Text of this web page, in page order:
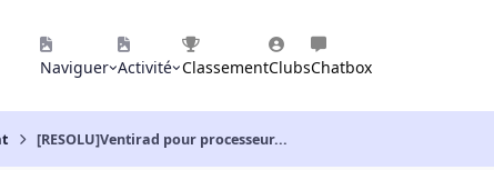
Naviguer Activité ClassementClubsChatbox
[RESOLU]Ventirad pour processeur...